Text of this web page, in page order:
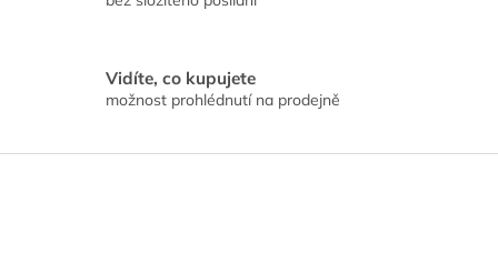
Vidíte, co kupujete
možnost prohlédnutí na prodejně
Z